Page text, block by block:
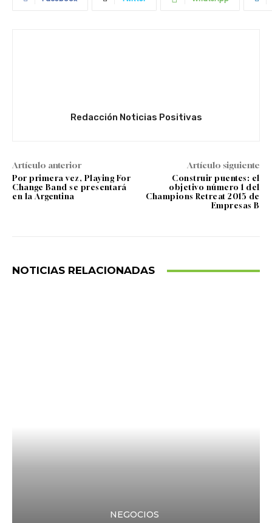
Redacción Noticias Positivas
Artículo anterior
Por primera vez, Playing For
Change Band se presentará
en la Argentina
Artículo siguiente
Construir puentes: el
objetivo número 1 del
Champions Retreat 2015 de
Empresas B
NOTICIAS RELACIONADAS
NEGOCIOS